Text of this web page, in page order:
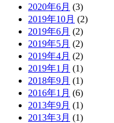
2020年6月 (3)
2019年10月 (2)
2019年6月 (2)
2019年5月 (2)
2019年4月 (2)
2019年1月 (1)
2018年9月 (1)
2016年1月 (6)
2013年9月 (1)
2013年3月 (1)